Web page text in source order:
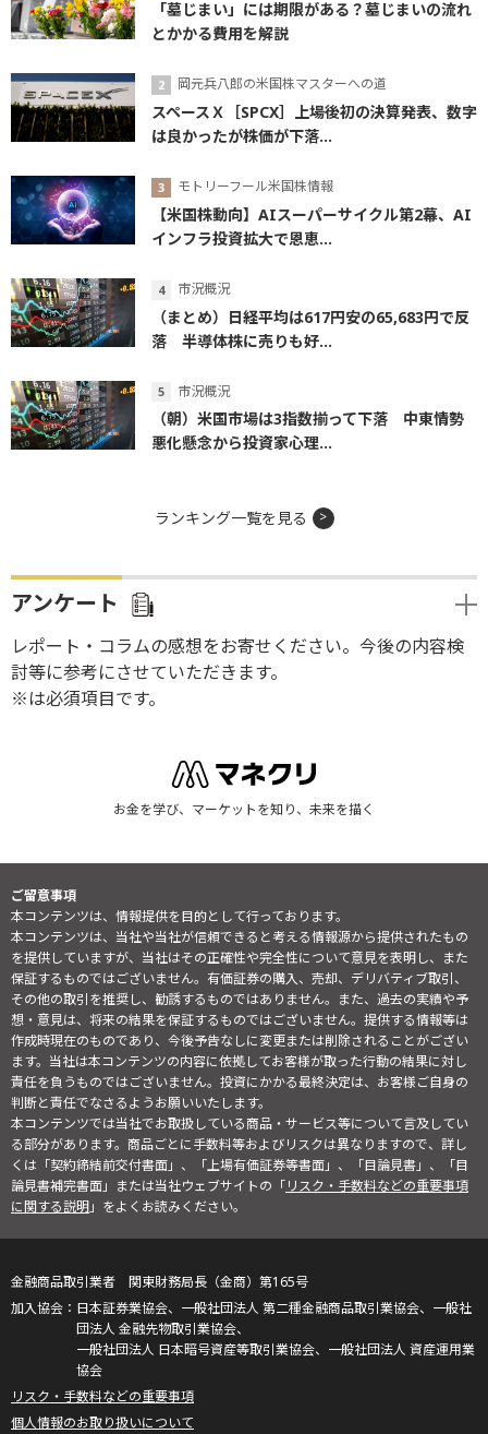
「墓じまい」には期限がある？墓じまいの流れ
とかかる費用を解説
岡元兵八郎の米国株マスターへの道
スペースＸ［SPCX］上場後初の決算発表、数字
は良かったが株価が下落...
モトリーフール米国株情報
【米国株動向】AIスーパーサイクル第2幕、AI
インフラ投資拡大で恩恵...
市況概況
（まとめ）日経平均は617円安の65,683円で反
落 半導体株に売りも好...
市況概況
（朝）米国市場は3指数揃って下落 中東情勢
悪化懸念から投資家心理...
ランキング一覧を見る
アンケート
レポート・コラムの感想をお寄せください。今後の内容検
討等に参考にさせていただきます。
※は必須項目です。
お金を学び、マーケットを知り、未来を描く
ご留意事項
本コンテンツは、情報提供を目的として行っております。
本コンテンツは、当社や当社が信頼できると考える情報源から提供されたもの
を提供していますが、当社はその正確性や完全性について意見を表明し、また
保証するものではございません。有価証券の購入、売却、デリバティブ取引、
その他の取引を推奨し、勧誘するものではありません。また、過去の実績や予
想・意見は、将来の結果を保証するものではございません。提供する情報等は
作成時現在のものであり、今後予告なしに変更または削除されることがござい
ます。当社は本コンテンツの内容に依拠してお客様が取った行動の結果に対し
責任を負うものではございません。投資にかかる最終決定は、お客様ご自身の
判断と責任でなさるようお願いいたします。
本コンテンツでは当社でお取扱している商品・サービス等について言及してい
る部分があります。商品ごとに手数料等およびリスクは異なりますので、詳し
くは「契約締結前交付書面」、「上場有価証券等書面」、「目論見書」、「目
論見書補完書面」または当社ウェブサイトの「リスク・手数料などの重要事項
に関する説明」をよくお読みください。
金融商品取引業者 関東財務局長（金商）第165号
日本証券業協会、一般社団法人 第二種金融商品取引業協会、一般社
団法人 金融先物取引業協会、
一般社団法人 日本暗号資産等取引業協会、一般社団法人 資産運用業
協会
リスク・手数料などの重要事項
個人情報のお取り扱いについて